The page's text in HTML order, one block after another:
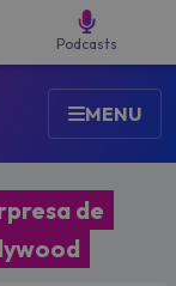
Podcasts
MENU
de